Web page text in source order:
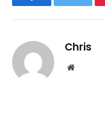
Chris
Website